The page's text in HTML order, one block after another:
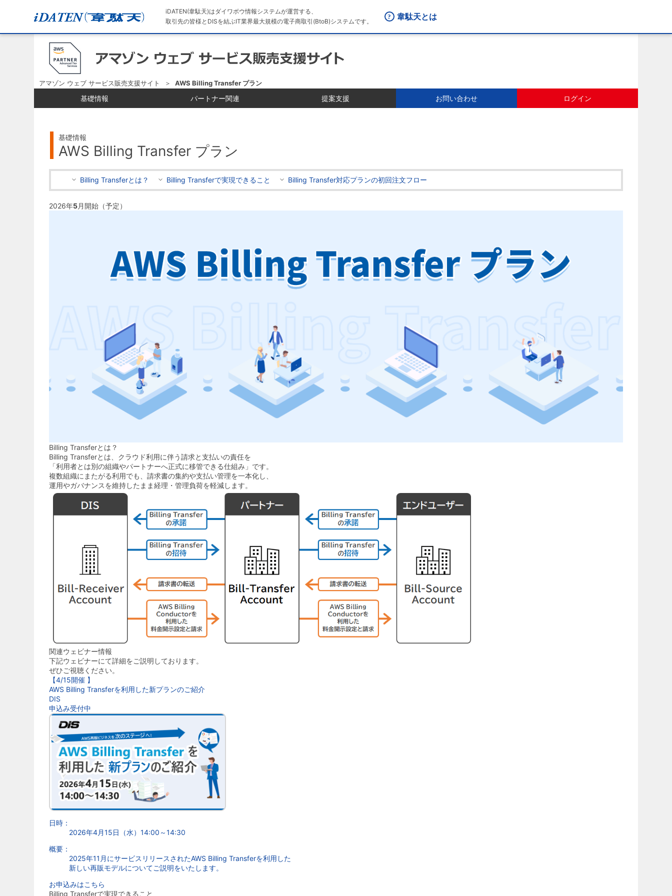
iDATEN(韋駄天)はダイワボウ情報システムが運営する、
取引先の皆様とDISを結ぶIT業界最大規模の電子商取引(BtoB)システムです。
韋駄天とは
アマゾン ウェブ サービス販売支援サイト AWS Billing Transfer プラン
基礎情報 パートナー関連 提案支援 お問い合わせ ログイン
基礎情報
AWS Billing Transfer プラン
Billing Transferとは？ Billing Transferで実現できること Billing Transfer対応プランの初回注文フロー
2026年5月開始（予定）
Billing Transferとは？
Billing Transferとは、クラウド利用に伴う請求と支払いの責任を
「利用者とは別の組織やパートナーへ正式に移管できる仕組み」です。
複数組織にまたがる利用でも、請求書の集約や支払い管理を一本化し、
運用やガバナンスを維持したまま経理・管理負荷を軽減します。
関連ウェビナー情報
下記ウェビナーにて詳細をご説明しております。
ぜひご視聴ください。
【4/15開催 】
AWS Billing Transferを利用した新プランのご紹介
DIS
申込み受付中
日時：
2026年4月15日（水）14:00～14:30
概要：
2025年11月にサービスリリースされたAWS Billing Transferを利用した
新しい再販モデルについてご説明をいたします。
お申込みはこちら
Billing Transferで実現できること